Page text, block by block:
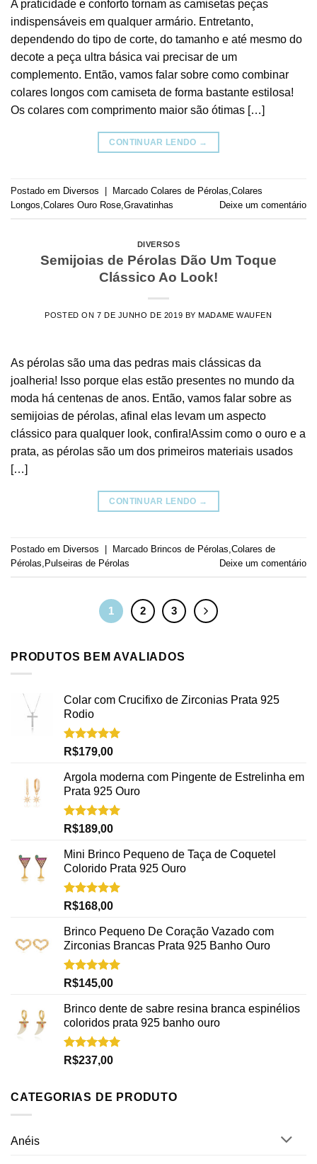
A praticidade e conforto tornam as camisetas peças
indispensáveis em qualquer armário. Entretanto,
dependendo do tipo de corte, do tamanho e até mesmo do
decote a peça ultra básica vai precisar de um
complemento. Então, vamos falar sobre como combinar
colares longos com camiseta de forma bastante estilosa!
Os colares com comprimento maior são ótimas […]
CONTINUAR LENDO →
Postado em Diversos Marcado Colares de Pérolas Colares
Longos Colares Ouro Rose Gravatinhas Deixe um comentário
DIVERSOS
Semijoias de Pérolas Dão Um Toque
Clássico Ao Look!
POSTED ON 7 DE JUNHO DE 2019 BYMADAME WAUFEN
As pérolas são uma das pedras mais clássicas da
joalheria! Isso porque elas estão presentes no mundo da
moda há centenas de anos. Então, vamos falar sobre as
semijoias de pérolas, afinal elas levam um aspecto
clássico para qualquer look, confira!Assim como o ouro e a
prata, as pérolas são um dos primeiros materiais usados
[…]
CONTINUAR LENDO →
Postado em Diversos Marcado Brincos de Pérolas,Colares de
Pérolas, Pulseiras de Pérolas Deixe um comentário
1 2 3
PRODUTOS BEM AVALIADOS
Colar com Crucifixo de Zirconias Prata 925
Rodio
Avaliação
R$179,00
Argola moderna com Pingente de Estrelinha em
Prata 925 Ouro
Avaliação
R$189,00
Mini Brinco Pequeno de Taça de Coquetel
Colorido Prata 925 Ouro
Avaliação
R$168,00
Brinco Pequeno De Coração Vazado com
Zirconias Brancas Prata 925 Banho Ouro
Avaliação
R$145,00
Brinco dente de sabre resina branca espinélios
coloridos prata 925 banho ouro
Avaliação
R$237,00
CATEGORIAS DE PRODUTO
Anéis